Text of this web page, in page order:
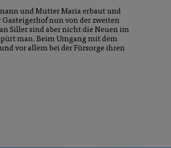
und Mutter Maria erbaut und
nun von der zweiten
Siller sind aber nicht die Neuen im
man. Beim Umgang mit dem
vor allem bei der Fürsorge ihren